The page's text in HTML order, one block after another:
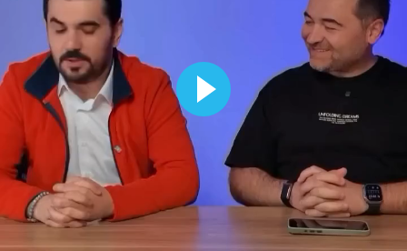
“Hamı məndən soruşur ki, niyə
susuram?”